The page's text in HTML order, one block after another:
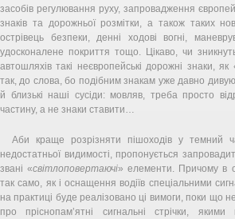
засобів регулювання руху, запровадження
знаків та дорожньої розмітки, а також таких
острівець безпеки, денні ходові вогні,
удосконалене покриття тощо. Цікаво, чи
автошляхів такі неєвропейські дорожні знаки, як
так, до слова, бо подібним знакам уже давно
й близькі наші сусіди: мовляв, треба просто
частину, а не знаки ставити…
Аби краще розрізняти пішоходів у темний
недостатньої видимості, пропонується
звані «світлоповертаючі» елементи. Причому в
так само, як і оснащення водіїв спеціальними
на практиці буде реалізовано ці вимоги, поки що
про пріснопам’ятні сигнальні стрічки, якими